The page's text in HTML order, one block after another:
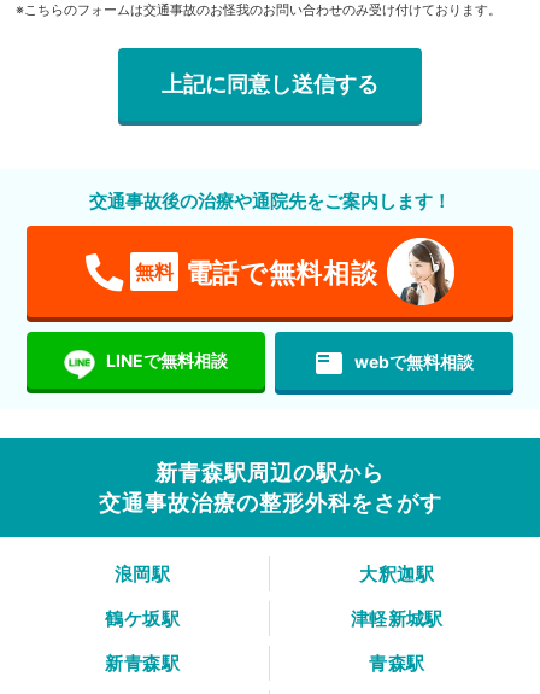
※こちらのフォームは交通事故のお怪我のお問い合わせのみ受け付けております。
交通事故後の治療や通院先をご案内します！
無料 電話で無料相談
LINEで無料相談 featured_play_list webで無料相談
新青森駅周辺の駅から
交通事故治療の整形外科をさがす
浪岡駅
大釈迦駅
鶴ケ坂駅
津軽新城駅
新青森駅
青森駅